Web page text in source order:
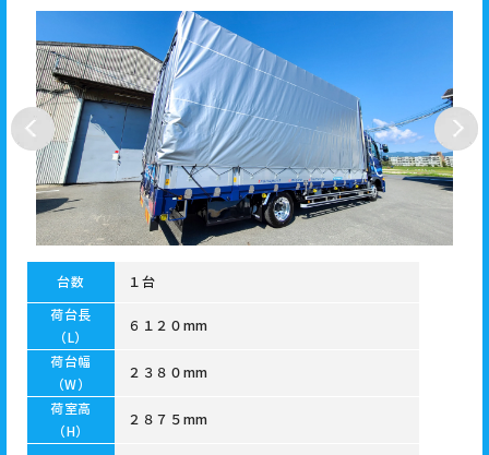
台数
１台
荷台長
（L）
６１２０mm
荷台幅
（W）
２３８０mm
荷室高
（H）
２８７５mm